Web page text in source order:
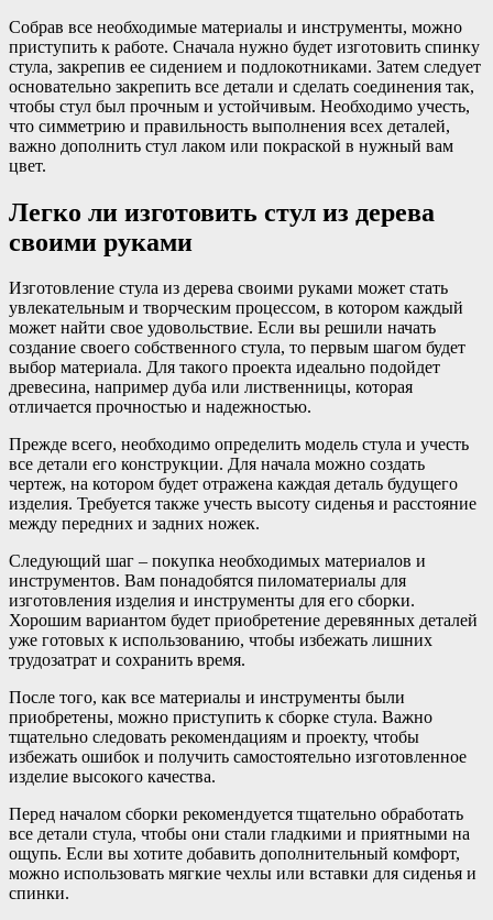
Собрав все необходимые материалы и инструменты, можно
приступить к работе. Сначала нужно будет изготовить спинку
стула, закрепив ее сидением и подлокотниками. Затем следует
основательно закрепить все детали и сделать соединения так,
чтобы стул был прочным и устойчивым. Необходимо учесть,
что симметрию и правильность выполнения всех деталей,
важно дополнить стул лаком или покраской в нужный вам
цвет.
Легко ли изготовить стул из дерева
своими руками
Изготовление стула из дерева своими руками может стать
увлекательным и творческим процессом, в котором каждый
может найти свое удовольствие. Если вы решили начать
создание своего собственного стула, то первым шагом будет
выбор материала. Для такого проекта идеально подойдет
древесина, например дуба или лиственницы, которая
отличается прочностью и надежностью.
Прежде всего, необходимо определить модель стула и учесть
все детали его конструкции. Для начала можно создать
чертеж, на котором будет отражена каждая деталь будущего
изделия. Требуется также учесть высоту сиденья и расстояние
между передних и задних ножек.
Следующий шаг – покупка необходимых материалов и
инструментов. Вам понадобятся пиломатериалы для
изготовления изделия и инструменты для его сборки.
Хорошим вариантом будет приобретение деревянных деталей
уже готовых к использованию, чтобы избежать лишних
трудозатрат и сохранить время.
После того, как все материалы и инструменты были
приобретены, можно приступить к сборке стула. Важно
тщательно следовать рекомендациям и проекту, чтобы
избежать ошибок и получить самостоятельно изготовленное
изделие высокого качества.
Перед началом сборки рекомендуется тщательно обработать
все детали стула, чтобы они стали гладкими и приятными на
ощупь. Если вы хотите добавить дополнительный комфорт,
можно использовать мягкие чехлы или вставки для сиденья и
спинки.